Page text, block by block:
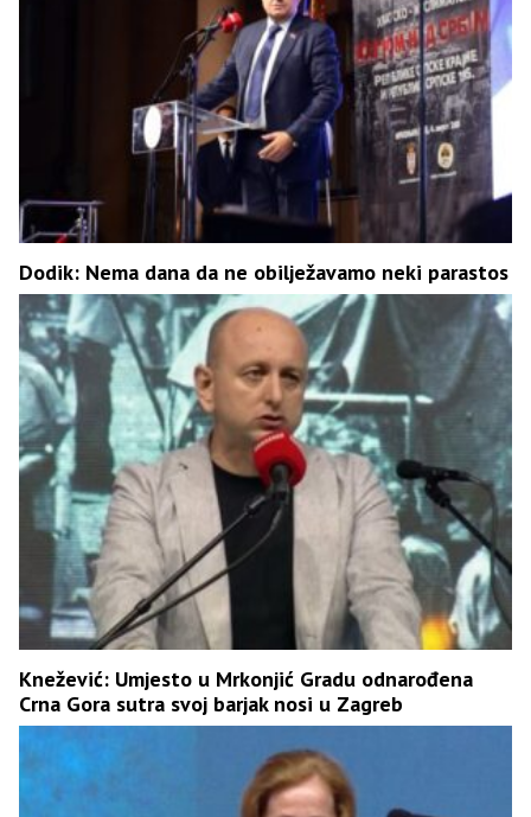
Dodik: Nema dana da ne obilježavamo neki parastos
Knežević: Umjesto u Mrkonjić Gradu odnarođena
Crna Gora sutra svoj barjak nosi u Zagreb